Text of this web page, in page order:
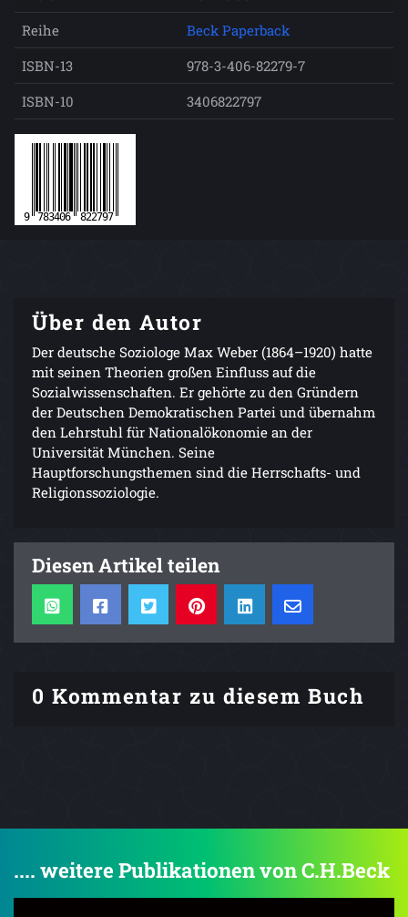
Reihe
Beck Paperback
ISBN-13
978-3-406-82279-7
ISBN-10
3406822797
Über den Autor
Der deutsche Soziologe Max Weber (1864–1920) hatte
mit seinen Theorien großen Einfluss auf die
Sozialwissenschaften. Er gehörte zu den Gründern
der Deutschen Demokratischen Partei und übernahm
den Lehrstuhl für Nationalökonomie an der
Universität München. Seine
Hauptforschungsthemen sind die Herrschafts- und
Religionssoziologie.
Diesen Artikel teilen
0 Kommentar zu diesem Buch
.... weitere Publikationen von C.H.Beck